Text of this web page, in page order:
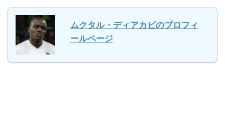
ムクタル・ディアカビのプロフィ
ールページ